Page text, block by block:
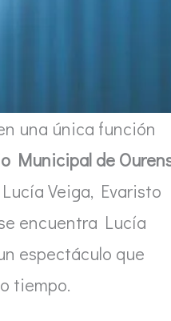
una única función
Municipal de
Lucía Veiga, Evaristo
encuentra Lucía
espectáculo que
tiempo.